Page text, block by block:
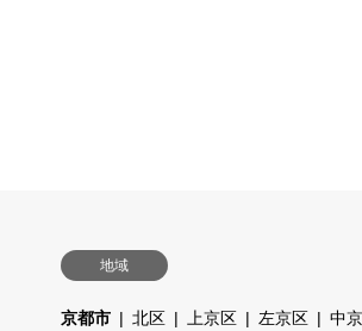
地域
京都市 北区 上京区 左京区 中